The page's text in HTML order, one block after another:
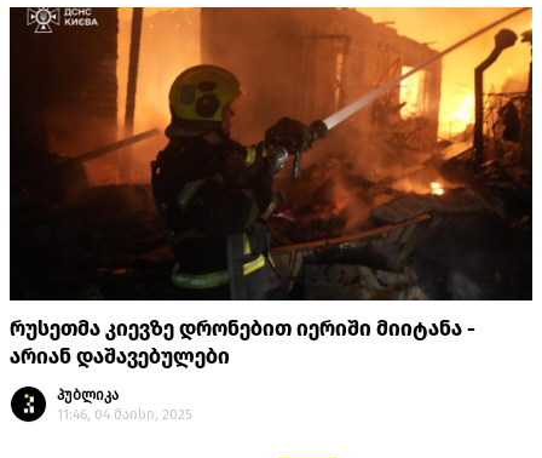
რუსეთმა კიევზე დრონებით იერიში მიიტანა -
არიან დაშავებულები
პუბლიკა
11:46, 04 მაისი, 2025